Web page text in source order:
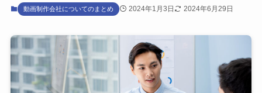
動画制作会社についてのまとめ 2024年1月3日 2024年6月29日